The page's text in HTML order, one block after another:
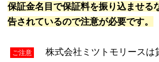
保証金名目で保証料を振り込ませる
告されているので注意が必要です。
ご注意
株式会社ミツトモリースは